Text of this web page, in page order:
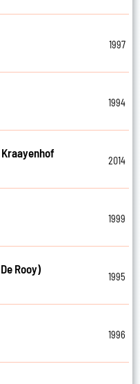
1997
1994
Kraayenhof
2014
1999
Rooy)
1995
1996